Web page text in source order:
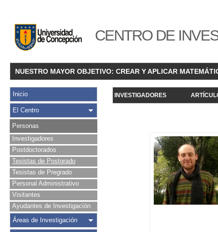
CENTRO DE
NUESTRO MAYOR OBJETIVO: CREAR Y APLICAR
Inicio
El Centro
Personas
Investigadores
Postdoctorados
Tesistas de Postgrado
Tesistas de Pregrado
Personal Administrativo
Visitantes
Ayudantes de Investigación
Áreas de Investigación
INVESTIGADORES